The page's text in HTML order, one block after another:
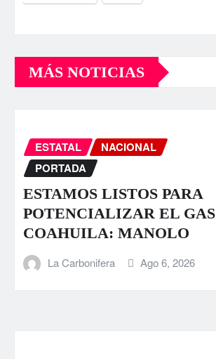
MÁS NOTICIAS
ESTATAL
NACIONAL
PORTADA
ESTAMOS LISTOS PARA
POTENCIALIZAR EL GAS
COAHUILA: MANOLO
La Carbonifera Ago 6, 2026